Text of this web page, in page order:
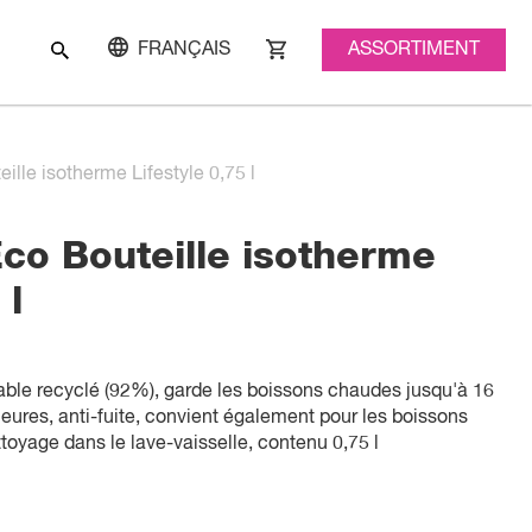
FRANÇAIS ASSORTIMENT
isotherme Lifestyle 0,75 l
Bouteille isotherme
recyclé (92%), garde les boissons chaudes jusqu'à 16
anti-fuite, convient également pour les boissons
dans le lave-vaisselle, contenu 0,75 l